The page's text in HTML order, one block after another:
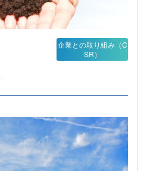
企業との取り組み（C
SR）